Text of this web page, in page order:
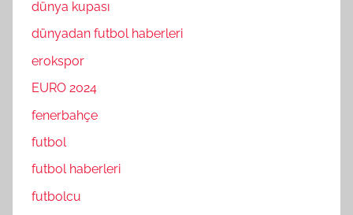
dünya kupası
dünyadan futbol haberleri
erokspor
EURO 2024
fenerbahçe
futbol
futbol haberleri
futbolcu